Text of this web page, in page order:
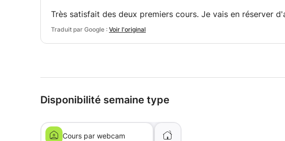
Très satisfait des deux premiers cours. Je vais en réserver
Traduit par Google : Voir l'original
Disponibilité semaine type
Cours par webcam